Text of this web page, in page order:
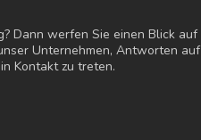
Dann werfen Sie einen Blick auf
Unternehmen, Antworten auf
Kontakt zu treten.